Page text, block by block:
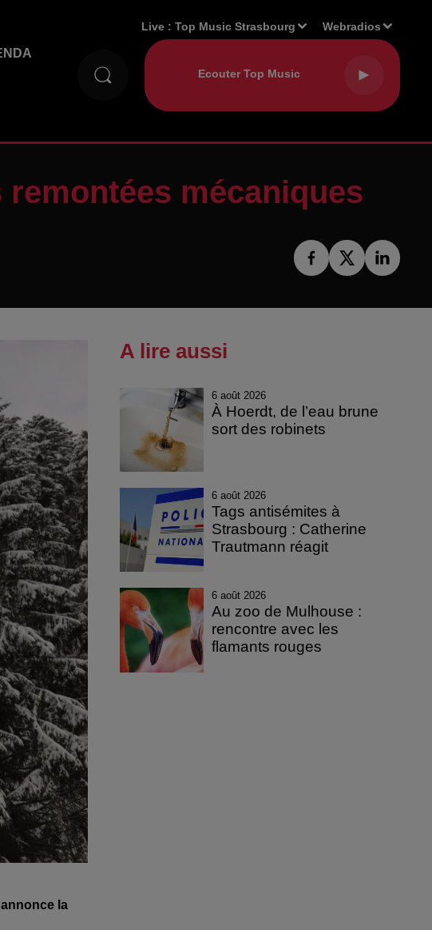
Live :Top Music Strasbourg Webradios
mécaniques
la
A lire aussi
6 août 2026
À Hoerdt, de l’eau brune
sort des robinets
6 août 2026
Tags antisémites à
Strasbourg : Catherine
Trautmann réagit
6 août 2026
Au zoo de Mulhouse :
rencontre avec les
flamants rouges